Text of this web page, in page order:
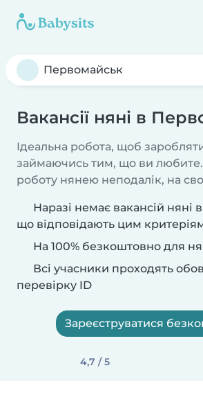
Вакансії няні в
Ідеальна робота, щоб
займаючись тим, що ви любите.
роботу нянею неподалік, на
Наразі немає вакансій няні
що відповідають цим
На 100% безкоштовно для
Всі учасники проходять
перевірку ID
Зареєструватися
4,7 / 5